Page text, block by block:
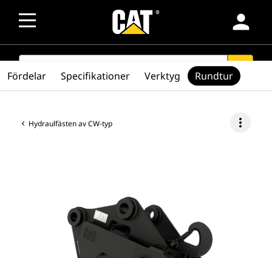
person
SEARCH search
Hydraulfästen av CW-typ more_vert
Fördelar Specifikationer Verktyg Rundtur